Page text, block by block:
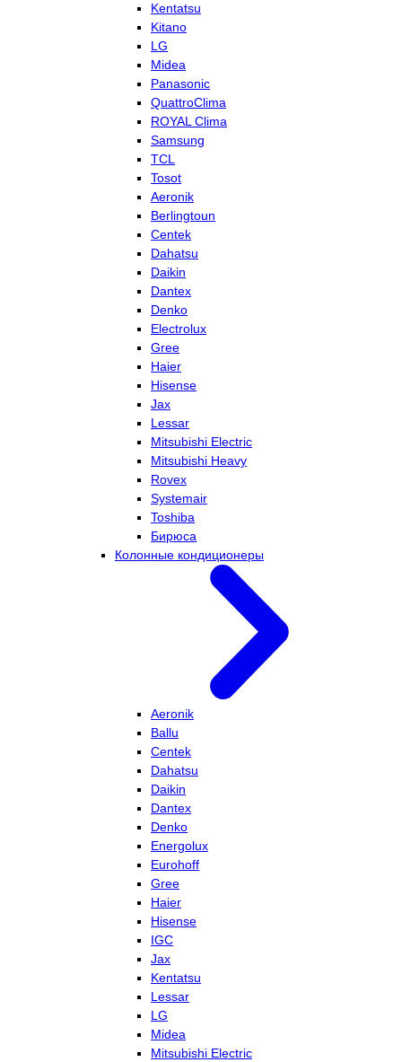
Kentatsu
Kitano
LG
Midea
Panasonic
QuattroClima
ROYAL Clima
Samsung
TCL
Tosot
Aeronik
Berlingtoun
Centek
Dahatsu
Daikin
Dantex
Denko
Electrolux
Gree
Haier
Hisense
Jax
Lessar
Mitsubishi Electric
Mitsubishi Heavy
Rovex
Systemair
Toshiba
Бирюса
Колонные кондиционеры
Aeronik
Ballu
Centek
Dahatsu
Daikin
Dantex
Denko
Energolux
Eurohoff
Gree
Haier
Hisense
IGC
Jax
Kentatsu
Lessar
LG
Midea
Mitsubishi Electric